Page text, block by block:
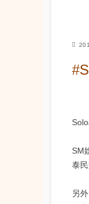
SM
泰
另